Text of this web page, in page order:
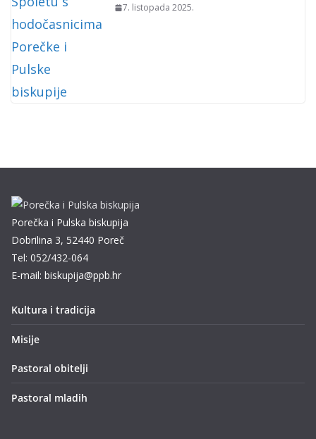
7. listopada 2025.
Porečka i Pulska biskupija
Dobrilina 3, 52440 Poreč
Tel: 052/432-064
E-mail: biskupija@ppb.hr
Kultura i tradicija
Misije
Pastoral obitelji
Pastoral mladih